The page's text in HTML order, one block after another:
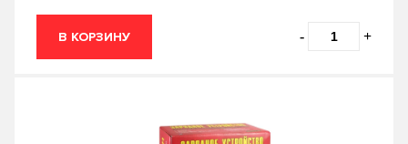
В КОРЗИНУ - +